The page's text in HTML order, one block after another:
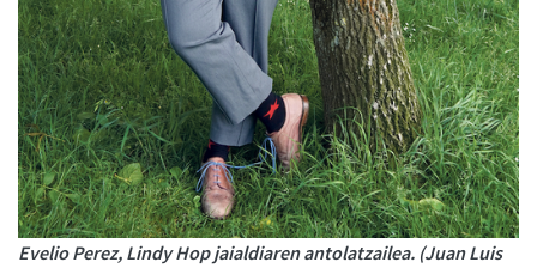
Evelio Perez, Lindy Hop jaialdiaren antolatzailea. (Juan Luis